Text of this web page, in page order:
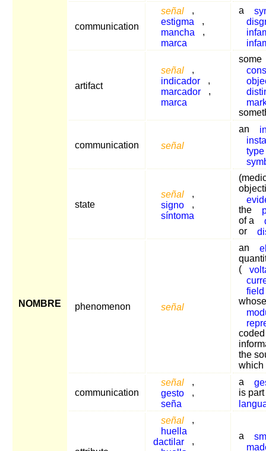
NOMBRE
communication
señal
,
estigma
,
mancha
,
marca
a
artifact
señal
,
indicador
,
marcador
,
marca
some
communication señal
an
type
state
señal
,
signo
,
síntoma
the
of a
or
phenomenon señal
an
(
field
whose
coded
the
which
communication
señal
,
gesto
,
seña
a
is
señal
,
huella
dactilar
,
a